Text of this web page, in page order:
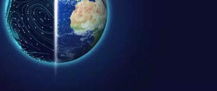
OFIS
SEDE BENELUX
VEOLIA AGRICULTURE
WATER TECHNOLOGIES